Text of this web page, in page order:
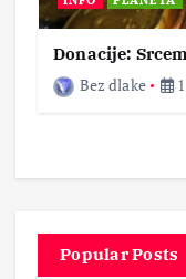
Donacije:
Bez dlake
Popular Posts